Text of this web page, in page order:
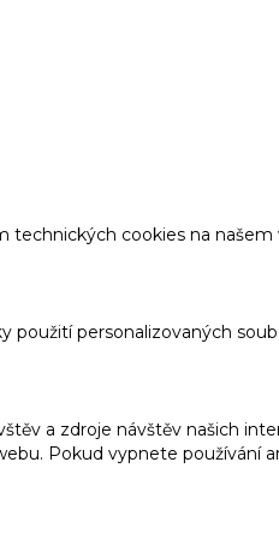
technických cookies na
použití personalizovaných
a zdroje návštěv našich
Pokud vypnete používání